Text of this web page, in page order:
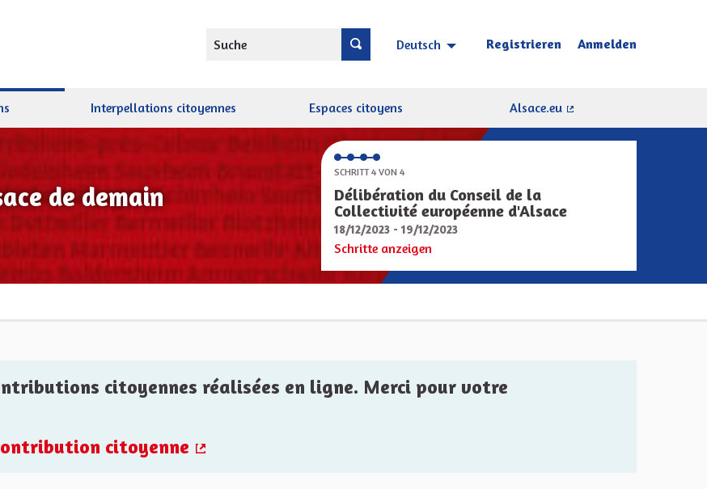
Suche Deutsch Choisir la langue Sprache wählen
Registrieren Anmelden
Interpellations citoyennes Espaces citoyens
Alsace.eu
de demain
SCHRITT 4 VON 4
Délibération du Conseil de la
Collectivité européenne d'Alsace
18/12/2023 - 19/12/2023
Schritte anzeigen
citoyennes réalisées en ligne. Merci pour votre
citoyenne